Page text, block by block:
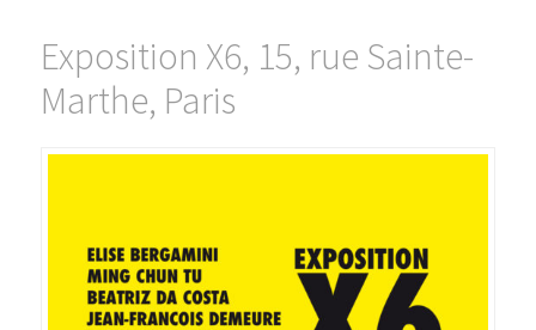
Exposition X6, 15, rue Sainte-
Marthe, Paris